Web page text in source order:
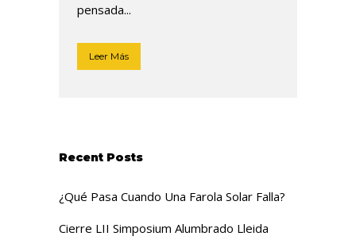
pensada...
Leer Más
Recent Posts
¿Qué Pasa Cuando Una Farola Solar Falla?
Cierre LII Simposium Alumbrado Lleida